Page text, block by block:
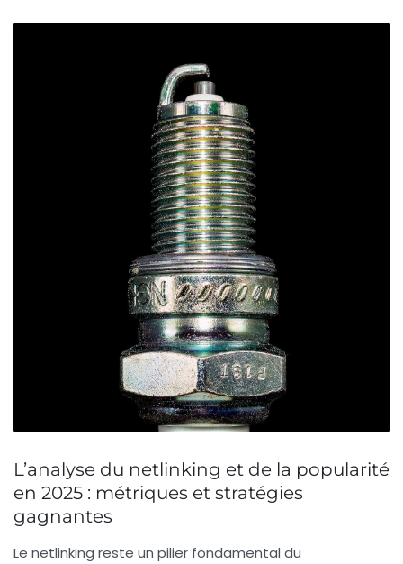
L’analyse du netlinking et de la popularité
en 2025 : métriques et stratégies
gagnantes
Le netlinking reste un pilier fondamental du